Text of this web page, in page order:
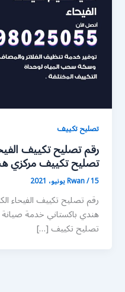
تصليح تكييف
تصليح تكييف مركزي
Rwan/15 يونيو، 2021
رقم تصليح تكييف الفيحاء
هندي باكستاني خدمة صيانة
تصليح تكييف […]